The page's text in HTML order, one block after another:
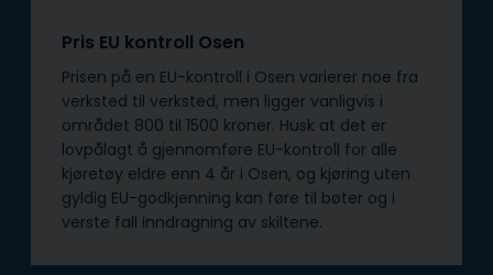
Pris EU kontroll Osen
Prisen på en EU-kontroll i Osen varierer noe fra
verksted til verksted, men ligger vanligvis i
området 800 til 1500 kroner. Husk at det er
lovpålagt å gjennomføre EU-kontroll for alle
kjøretøy eldre enn 4 år i Osen, og kjøring uten
gyldig EU-godkjenning kan føre til bøter og i
verste fall inndragning av skiltene.